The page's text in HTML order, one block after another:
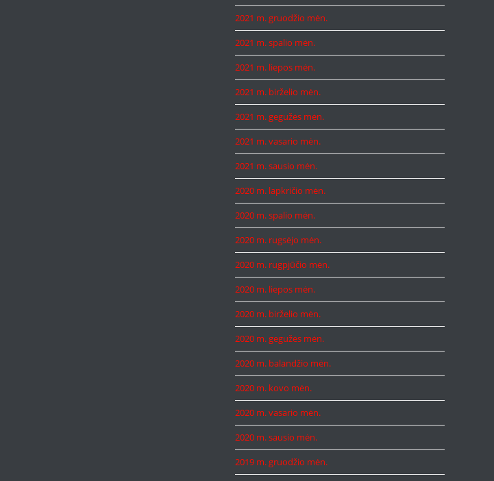
2021 m. gruodžio mėn.
2021 m. spalio mėn.
2021 m. liepos mėn.
2021 m. birželio mėn.
2021 m. gegužės mėn.
2021 m. vasario mėn.
2021 m. sausio mėn.
2020 m. lapkričio mėn.
2020 m. spalio mėn.
2020 m. rugsėjo mėn.
2020 m. rugpjūčio mėn.
2020 m. liepos mėn.
2020 m. birželio mėn.
2020 m. gegužės mėn.
2020 m. balandžio mėn.
2020 m. kovo mėn.
2020 m. vasario mėn.
2020 m. sausio mėn.
2019 m. gruodžio mėn.